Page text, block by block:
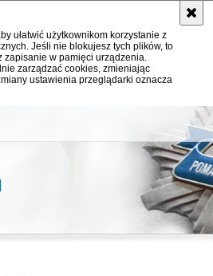
ułatwić użytkownikom korzystanie z
Jeśli nie blokujesz tych plików, to
zapisanie w pamięci urządzenia.
zarządzać cookies, zmieniając
ustawienia przeglądarki oznacza